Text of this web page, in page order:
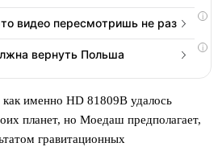
i
видео пересмотришь не раз
i
вернуть Польша
именно HD 81809B удалось
планет, но Моедаш предполагает,
гравитационных